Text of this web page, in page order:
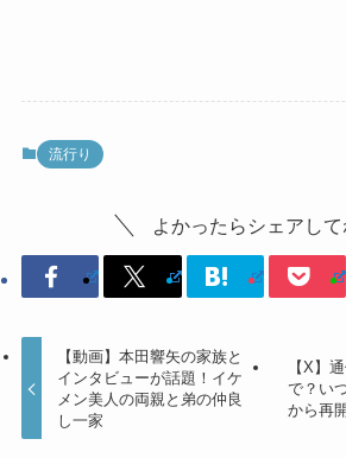
流行り
よかったらシェアして
【動画】本田響矢の家族と
インタビューが話題！イケ
メン美人の両親と弟の仲良
し一家
【X】
で？い
から再